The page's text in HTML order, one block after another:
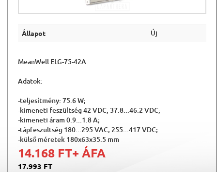
Állapot Új
MeanWell ELG-75-42A
Adatok:
-teljesítmény: 75.6 W;
-kimeneti feszültség 42 VDC, 37.8...46.2 VDC;
-kimeneti áram 0.9...1.8 A;
-tápfeszültség 180...295 VAC, 255...417 VDC;
-külső méretek 180x63x35.5 mm
14.168 FT+ ÁFA
17.993 FT